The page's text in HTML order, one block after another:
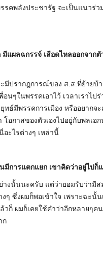
รคพลังประชารัฐ จะเป็นแนวร่
ผลฉกรรจ์ เลือดไหลออกจากตั
ะมีปรากฎการณ์ของ ส.ส.ที่ย้าย
นๆในพรรคเอาไว้ เวลาเราไ
ธ์มีพรรคการเมือง หรืออยากจ
อกาสของตัวเองไปอยู่กับพลเ
ะไรต่างๆ เหล่านี้
การแตกแยก เขาคิดว่าอยู่ไปก็
างนั้นนะครับ แต่ว่ายอมรับว่ามี
ซึ่งผมก็พอเข้าใจ เพราะฉะนั้
ก็ ผมก็เคยใช้คำว่าอีกหลายๆค
ก